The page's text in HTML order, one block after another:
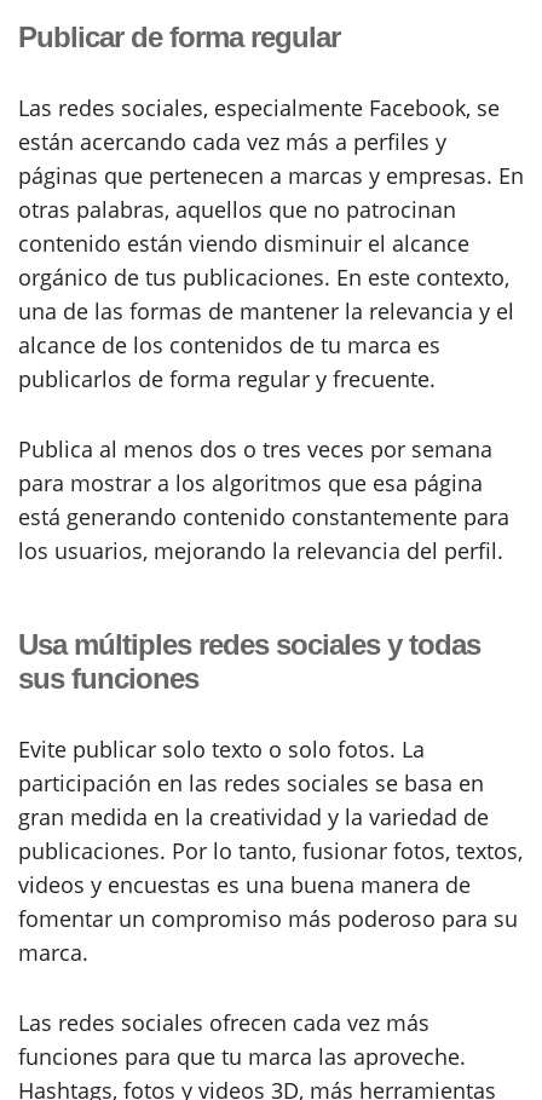
Publicar de forma regular
Las redes sociales, especialmente Facebook, se
están acercando cada vez más a perfiles y
páginas que pertenecen a marcas y empresas. En
otras palabras, aquellos que no patrocinan
contenido están viendo disminuir el alcance
orgánico de tus publicaciones. En este contexto,
una de las formas de mantener la relevancia y el
alcance de los contenidos de tu marca es
publicarlos de forma regular y frecuente.
Publica al menos dos o tres veces por semana
para mostrar a los algoritmos que esa página
está generando contenido constantemente para
los usuarios, mejorando la relevancia del perfil.
Usa múltiples redes sociales y todas
sus funciones
Evite publicar solo texto o solo fotos. La
participación en las redes sociales se basa en
gran medida en la creatividad y la variedad de
publicaciones. Por lo tanto, fusionar fotos, textos,
videos y encuestas es una buena manera de
fomentar un compromiso más poderoso para su
marca.
Las redes sociales ofrecen cada vez más
funciones para que tu marca las aproveche.
Hashtags, fotos y videos 3D, más herramientas